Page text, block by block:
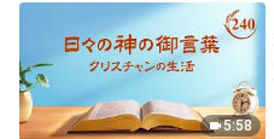
5:58